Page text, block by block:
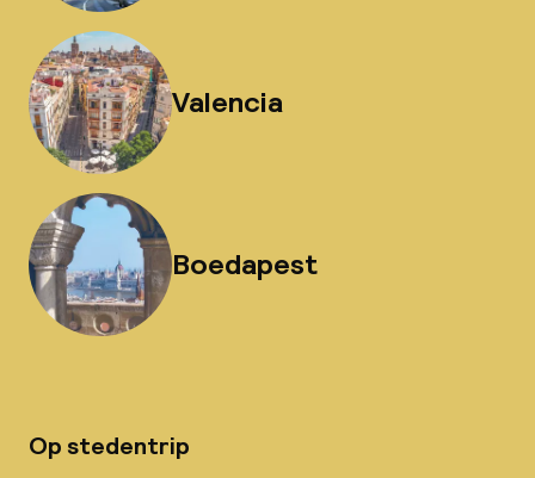
Valencia
Boedapest
Op stedentrip